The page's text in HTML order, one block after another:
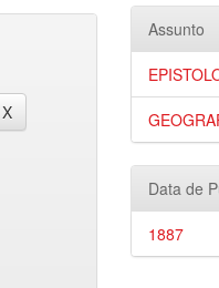
Assunto
Data de
1887